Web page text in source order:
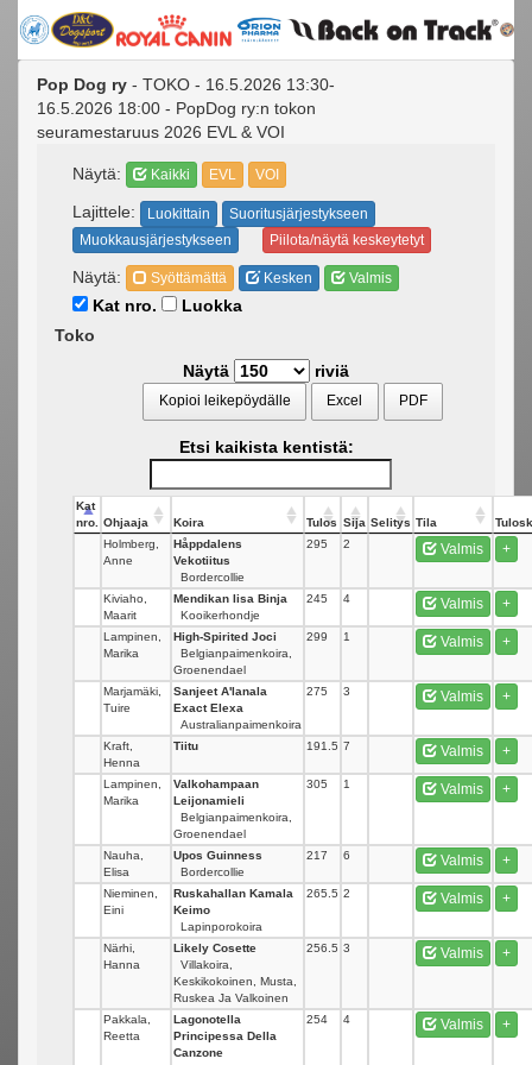
Pop Dog ry - TOKO - 16.5.2026 13:30-
16.5.2026 18:00 - PopDog ry:n tokon
seuramestaruus 2026 EVL & VOI
Näytä: Kaikki EVL VOI
Lajittele: Luokittain
Suoritusjärjestykseen
Muokkausjärjestykseen
Piilota/näytä keskeytetyt
Näytä: Syöttämättä Kesken Valmis
Kat nro.
Luokka
Toko
Näytä
riviä
Kopioi leikepöydälle Excel PDF
Etsi kaikista kentistä:
Kat
nro.
Ohjaaja Koira Tulos Sija Selitys Tila
Holmberg,
Anne
Håppdalens
Vekotiitus
Bordercollie
295 2 Valmis +
Kiviaho,
Maarit
Mendikan Iisa Binja
Kooikerhondje
245 4 Valmis +
Lampinen,
Marika
High-Spirited Joci
Belgianpaimenkoira,
Groenendael
299 1 Valmis +
Marjamäki,
Tuire
Sanjeet A'lanala
Exact Elexa
Australianpaimenkoira
275 3 Valmis +
Kraft,
Henna
Tiitu 191.5 7 Valmis +
Lampinen,
Marika
Valkohampaan
Leijonamieli
Belgianpaimenkoira,
Groenendael
305 1 Valmis +
Nauha,
Elisa
Upos Guinness
Bordercollie
217 6 Valmis +
Nieminen,
Eini
Ruskahallan Kamala
Keimo
Lapinporokoira
265.5 2 Valmis +
Närhi,
Hanna
Likely Cosette
Villakoira,
Keskikokoinen, Musta,
Ruskea Ja Valkoinen
256.5 3 Valmis +
Pakkala,
Reetta
Lagonotella
Principessa Della
Canzone
254 4 Valmis +